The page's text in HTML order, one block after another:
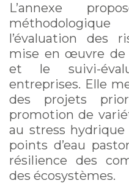
L’annexe
l’évaluation des
mise en œuvre de
et le suivi-
entreprises. Elle
des projets
promotion de
au stress
points d’eau
résilience des
des écosystèmes.